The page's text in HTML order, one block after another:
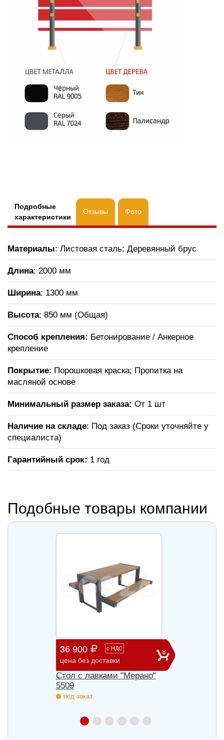
Подробные
характеристики
Отзывы Фото
Материалы: Листовая сталь; Деревянный брус
Длина: 2000 мм
Ширина: 1300 мм
Высота: 850 мм (Общая)
Способ крепления: Бетонирование / Анкерное
крепление
Покрытие: Порошковая краска; Пропитка на
масляной основе
Минимальный размер заказа: От 1 шт
Наличие на складе: Под заказ (Сроки уточняйте у
специалиста)
Гарантийный срок: 1 год
Подобные товары компании
36 900 с НДС
цена без доставки
Стол с лавками "Мерано"
5509
под заказ.